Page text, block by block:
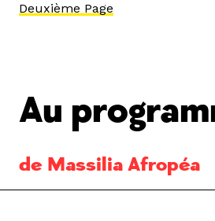
Deuxième Page
Au
de Massilia Afropéa